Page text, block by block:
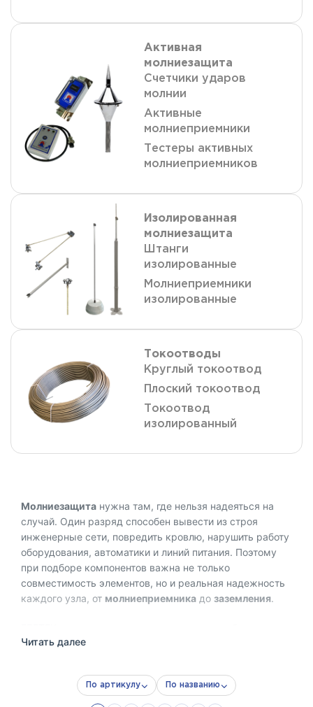
Активная
молниезащита
Счетчики ударов
молнии
Активные
молниеприемники
Тестеры активных
молниеприемников
Изолированная
молниезащита
Штанги
изолированные
Молниеприемники
изолированные
Токоотводы
Круглый токоотвод
Плоский токоотвод
Токоотвод
изолированный
Молниезащита нужна там, где нельзя надеяться на
случай. Один разряд способен вывести из строя
инженерные сети, повредить кровлю, нарушить работу
оборудования, автоматики и линий питания. Поэтому
при подборе компонентов важна не только
совместимость элементов, но и реальная надежность
каждого узла, от молниеприемника до заземления.
полноценные
представлены молниеприемные мачты, стержни,
токоотводы, заземлители, держатели, соединители,
клеммы, полоса, пруток и крепеж. Каждый элемент
Читать далее
По артикулу По названию